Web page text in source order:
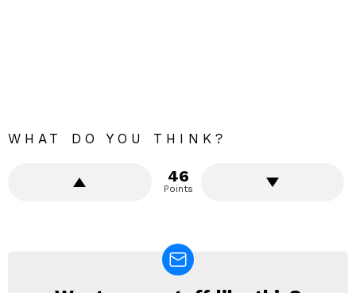
WHAT DO YOU THINK?
46
Points